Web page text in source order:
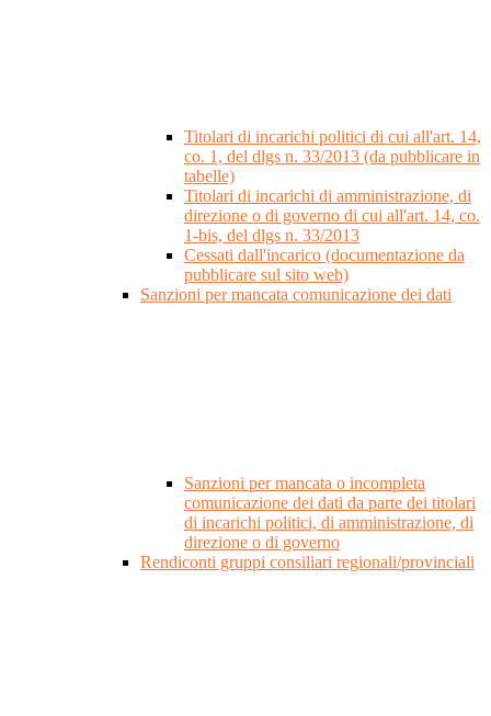
Titolari di incarichi politici di cui all'art. 14,
co. 1, del dlgs n. 33/2013 (da pubblicare in
tabelle)
Titolari di incarichi di amministrazione, di
direzione o di governo di cui all'art. 14, co.
1-bis, del dlgs n. 33/2013
Cessati dall'incarico (documentazione da
pubblicare sul sito web)
Sanzioni per mancata comunicazione dei dati
Sanzioni per mancata o incompleta
comunicazione dei dati da parte dei titolari
di incarichi politici, di amministrazione, di
direzione o di governo
Rendiconti gruppi consiliari regionali/provinciali